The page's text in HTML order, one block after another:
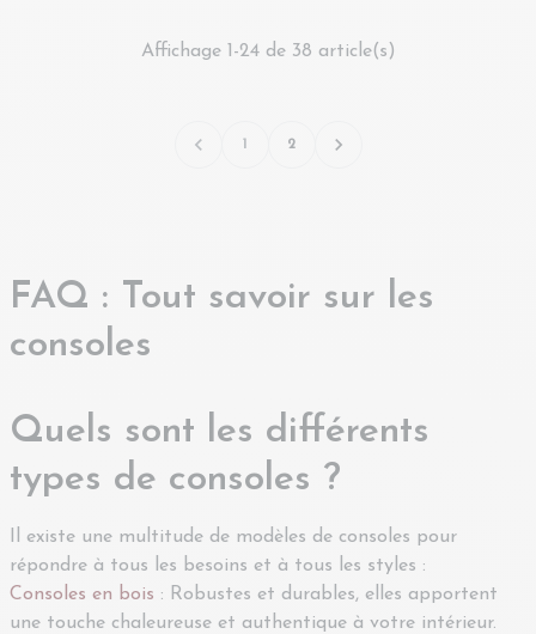
Affichage 1-24 de 38 article(s)
 1 2 
FAQ : Tout savoir sur les
consoles
Quels sont les différents
types de consoles ?
Il existe une multitude de modèles de consoles pour
répondre à tous les besoins et à tous les styles :
Consoles en bois : Robustes et durables, elles apportent
une touche chaleureuse et authentique à votre intérieur.